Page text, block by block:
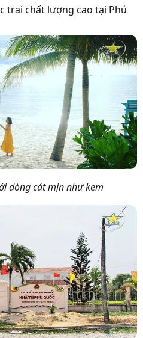
trai chất lượng cao tại Phú
dòng cát mịn như kem